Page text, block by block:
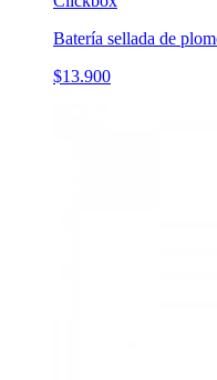
Batería sellada de
$13.900